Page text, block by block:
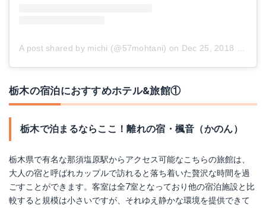
A post shared by michi (@57mohtani) on Dec 25, 2018 at 1:39am PST
栃木の宿泊におすすめホテル&旅館①
栃木で泊まるならここ！離れの宿・楓音（かのん）
栃木県で有名な那須塩原駅からアクセス可能なこちらの旅館は、
大人の宿と呼ばれカップルで訪れると落ち着いた贅沢な時間を過
ごすことができます。客室は全7室となっており他の宿泊施設と比
較すると規模は小さいですが、それゆえ静かな環境を提供できて